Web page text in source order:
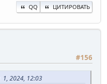
QQ ЦИТИРОВАТЬ
#156
2024, 12:03